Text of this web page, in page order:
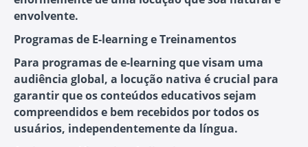
envolvente.
Programas de E-learning e Treinamentos
Para programas de e-learning que visam uma
audiência global, a locução nativa é crucial para
garantir que os conteúdos educativos sejam
compreendidos e bem recebidos por todos os
usuários, independentemente da língua.